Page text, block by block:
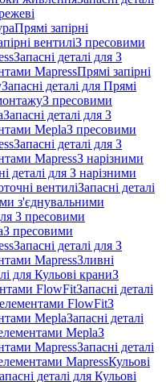
Прямі запірні
вентиліЗ пресовими
Запасні деталі для З
MapressПрямі запірні
Запасні деталі для Прямі
З пресовими
Запасні деталі для З
MeplaЗ пресовими
Запасні деталі для З
MapressЗ нарізними
деталі для З нарізними
вентиліЗапасні деталі
з'єднувальними
З пресовими
З пресовими
Запасні деталі для З
MapressЗливні
для Кульові краниЗ
FlowFitЗапасні деталі
FlowFitЗ
MeplaЗапасні деталі
MeplaЗ
MapressЗапасні деталі
MapressКульові
деталі для Кульові